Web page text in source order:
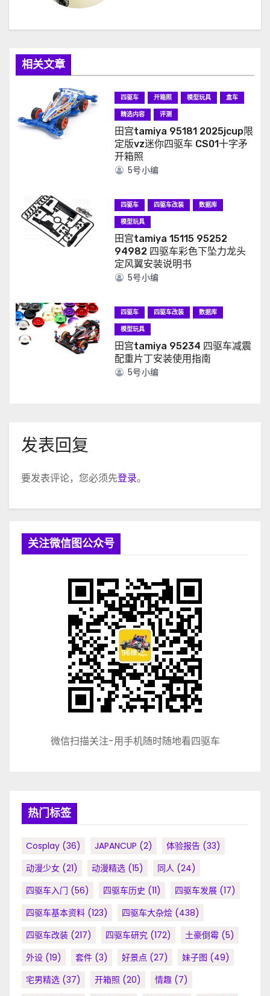
相关文章
四驱车 开箱照 模型玩具
盒车
精选内容
评测
田宫tamiya 95181 2025jcup限
定版vz迷你四驱车 CS01十字矛
开箱照
5号小编
四驱车 四驱车改装
数据库
模型玩具
田宫tamiya 15115 95252
94982 四驱车彩色下坠力龙头
定风翼安装说明书
5号小编
四驱车 四驱车改装
数据库
模型玩具
田宫tamiya 95234 四驱车减震
配重片丁安装使用指南
5号小编
发表回复
要发表评论，您必须先登录。
关注微信图公众号
微信扫描关注-用手机随时随地看四驱车
热门标签
Cosplay (36) JAPANCUP (2) 体验报告 (33)
动漫少女 (21) 动漫精选 (15) 同人 (24)
四驱车入门 (56) 四驱车历史 (11) 四驱车发展 (17)
四驱车基本资料 (123) 四驱车大杂烩 (438)
四驱车改装 (217) 四驱车研究 (172) 土豪倒霉 (5)
外设 (19) 套件 (3) 好景点 (27) 妹子图 (49)
宅男精选 (37) 开箱照 (20) 情趣 (7)